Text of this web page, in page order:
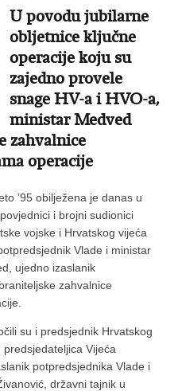
U povodu jubilarne
obljetnice ključne
operacije koju su
zajedno provele
snage HV-a i HVO-a,
ministar Medved
zahvalnice
operacije
’95 obilježena je danas u
i brojni sudionici
vojske i Hrvatskog vijeća
Vlade i ministar
ujedno izaslanik
zahvalnice
su i predsjednik Hrvatskog
Vijeća
potpredsjednika Vlade i
državni tajnik u